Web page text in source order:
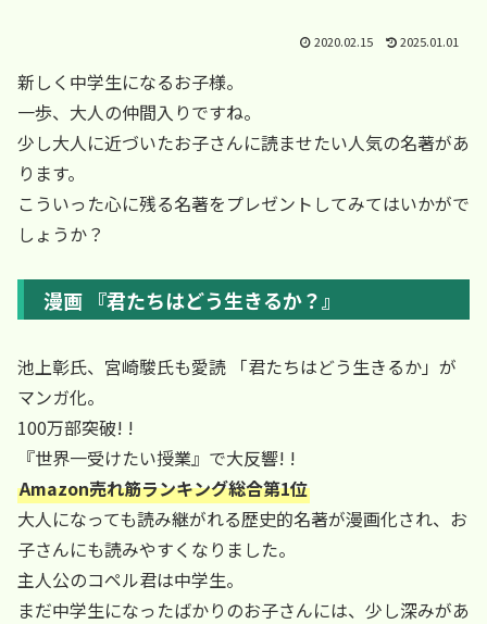
2020.02.15 2025.01.01
新しく中学生になるお子様。
一歩、大人の仲間入りですね。
少し大人に近づいたお子さんに読ませたい人気の名著があ
ります。
こういった心に残る名著をプレゼントしてみてはいかがで
しょうか？
漫画 『君たちはどう生きるか？』
池上彰氏、宮崎駿氏も愛読 「君たちはどう生きるか」が
マンガ化。
100万部突破! !
『世界一受けたい授業』で大反響! !
Amazon売れ筋ランキング総合第1位
大人になっても読み継がれる歴史的名著が漫画化され、お
子さんにも読みやすくなりました。
主人公のコペル君は中学生。
まだ中学生になったばかりのお子さんには、少し深みがあ